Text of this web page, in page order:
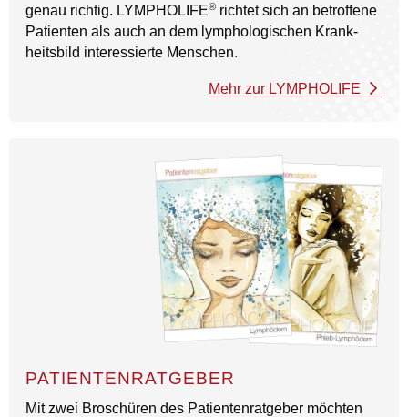
genau richtig. LYMPHOLIFE® richtet sich an betroffene
Patienten als auch an dem lympho­logischen Krank­
heits­bild interessierte Menschen.
Mehr zur LYMPHOLIFE
PATIENTENRATGEBER
Mit zwei Broschüren des Patienten­ratgeber möchten